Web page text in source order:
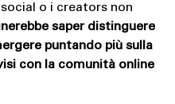
o i creators non
saper distinguere
puntando più sulla
con la comunità online